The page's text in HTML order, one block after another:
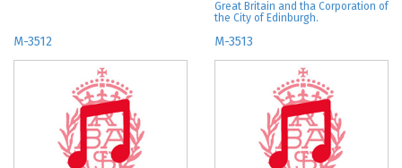
Great Britain and tha Corporation of
the City of Edinburgh.
M-3512 M-3513